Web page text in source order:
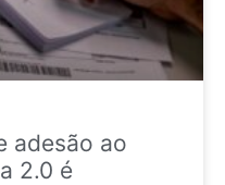
adesão ao
2.0 é